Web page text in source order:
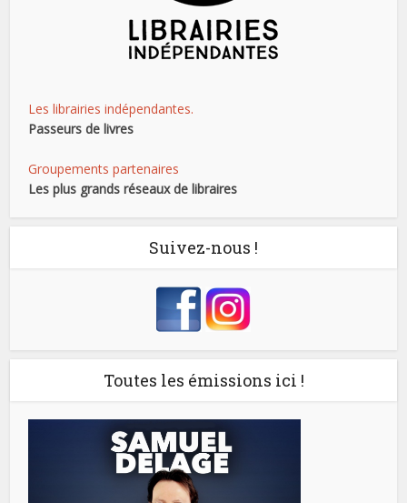
Les librairies indépendantes.
Passeurs de livres
Groupements partenaires
Les plus grands réseaux de libraires
Suivez-nous !
Toutes les émissions ici !